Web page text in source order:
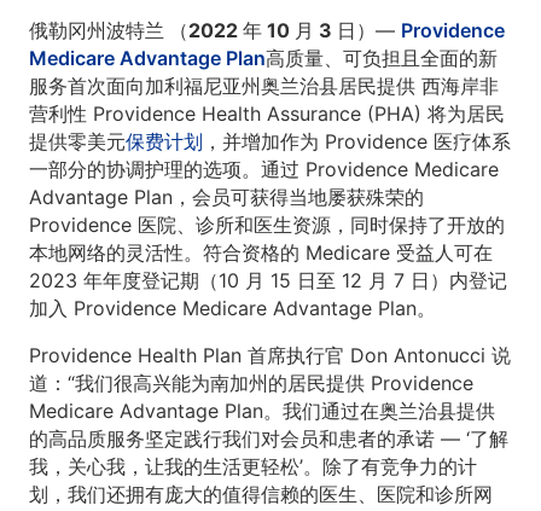
俄勒冈州波特兰 （2022 年 10 月 3 日） — Providence
Medicare Advantage Plan高质量、可负担且全面的新
服务首次面向加利福尼亚州奥兰治县居民提供 西海岸非
营利性 Providence Health Assurance (PHA) 将为居民
提供零美元保费计划 ，并增加作为 Providence 医疗体系
一部分的协调护理的选项。通过 Providence Medicare
Advantage Plan，会员可获得当地屡获殊荣的
Providence 医院、诊所和医生资源，同时保持了开放的
本地网络的灵活性。符合资格的 Medicare 受益人可在
2023 年年度登记期（10 月 15 日至 12 月 7 日）内登记
加入 Providence Medicare Advantage Plan。
Providence Health Plan 首席执行官 Don Antonucci 说
道：“我们很高兴能为南加州的居民提供 Providence
Medicare Advantage Plan。我们通过在奥兰治县提供
的高品质服务坚定践行我们对会员和患者的承诺 — ‘了解
我，关心我，让我的生活更轻松’。除了有竞争力的计
划，我们还拥有庞大的值得信赖的医生、医院和诊所网